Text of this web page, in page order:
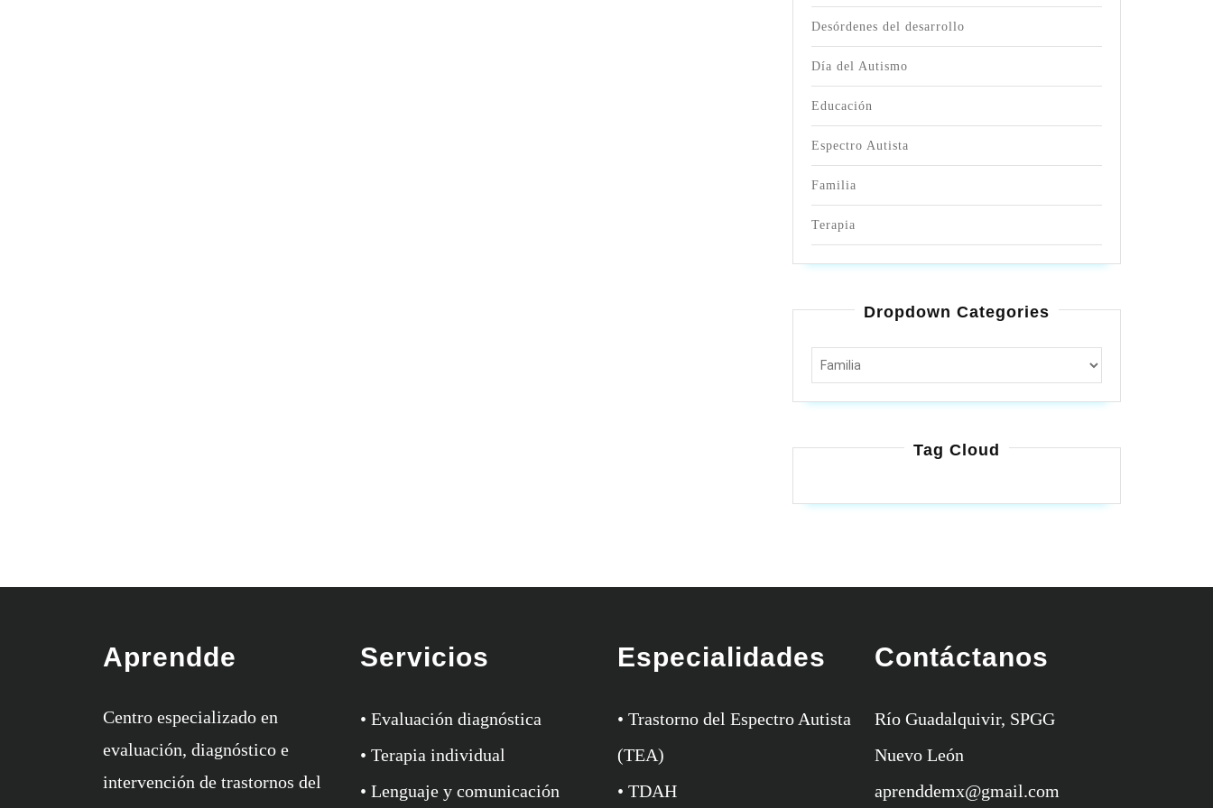
Desórdenes del desarrollo
Día del Autismo
Educación
Espectro Autista
Familia
Terapia
Dropdown Categories
Tag Cloud
Aprendde
Centro especializado en
evaluación, diagnóstico e
intervención de trastornos del
Servicios
• Evaluación diagnóstica
• Terapia individual
• Lenguaje y comunicación
Especialidades
• Trastorno del Espectro Autista
(TEA)
• TDAH
Contáctanos
Río Guadalquivir, SPGG
Nuevo León
aprenddemx@gmail.com